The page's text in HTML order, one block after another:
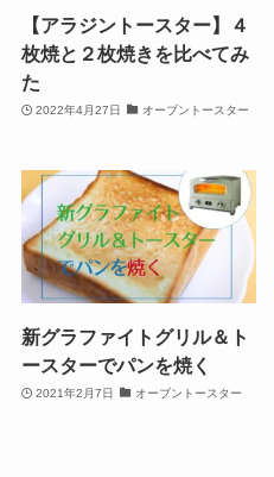
【アラジントースター】４
枚焼と２枚焼きを比べてみ
た
2022年4月27日 オーブントースター
新グラファイトグリル＆ト
ースターでパンを焼く
2021年2月7日 オーブントースター